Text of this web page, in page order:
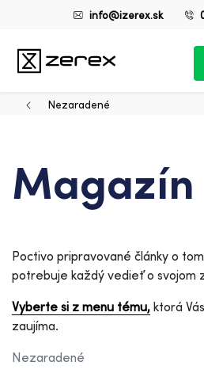
info@izerex.sk
Nezaradené
Magazín
Poctivo pripravované články o
potrebuje každý vedieť o svojom
Vyberte si z menu tému, ktorá
zaujíma.
Nezaradené